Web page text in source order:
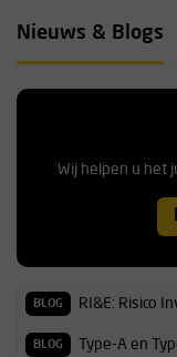
Nieuws & Blogs
Wij helpen u het
BLOG RI&E: Risico
BLOG Type-A en